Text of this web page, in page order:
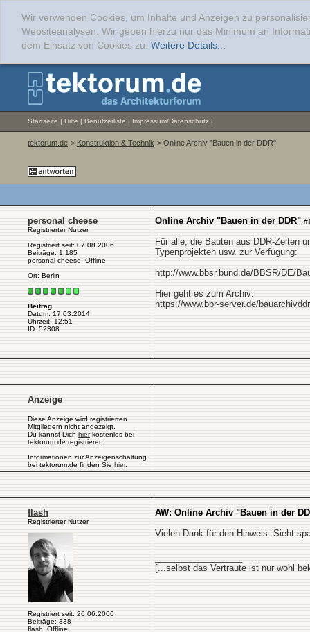
Wir verwenden Cookies, um Inhalte und Anzeigen zu
Websiteanalysen. Wir geben hierzu nur das Minimum an
dem Einsatz von Cookies zu. Weitere Details...
Startseite | Hilfe | Benutzerliste | Impressum/Datenschutz |
tektorum.de > Konstruktion & Technik > Online Archiv "Bauen in der DDR"
personal cheese
Registrierter Nutzer
Registriert seit: 07.08.2006
Beiträge: 1.185
personal cheese: Offline
Ort: Berlin
Beitrag
Datum: 17.03.2014
Uhrzeit: 12:51
ID: 52308
Online Archiv "Bauen in der DDR" #
Für alle, die Bauten aus DDR-Zeiten
Typenprojekten usw. zur Verfügung:
http://www.bbsr.bund.de/BBSR/DE/
Hier geht es zum Archiv:
https://www.bbr-server.de/
Anzeige
Diese Anzeige wird registrierten
Mitgliedern nicht angezeigt.
Du kannst Dich hierkostenlos bei
tektorum.de registrieren!
Informationen zur Anzeigenschaltung
bei tektorum.de finden Sie hier.
flash
Registrierter Nutzer
Registriert seit: 26.06.2006
Beiträge: 338
flash: Offline
AW: Online Archiv "Bauen in der
Vielen Dank für den Hinweis. Sieht
[...selbst das Vertraute ist nur wohl